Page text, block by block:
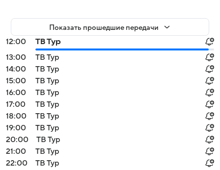
Показать прошедшие передачи
12:00
ТВ Тур
13:00
ТВ Тур
14:00
ТВ Тур
15:00
ТВ Тур
16:00
ТВ Тур
17:00
ТВ Тур
18:00
ТВ Тур
19:00
ТВ Тур
20:00
ТВ Тур
21:00
ТВ Тур
22:00
ТВ Тур